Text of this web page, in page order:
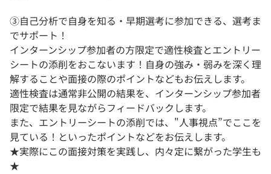
③自己分析で自身を知る・早期選考に参加できる、選考ま
でサポート！
インターンシップ参加者の方限定で適性検査とエントリー
シートの添削をおこないます！自身の強み・弱みを深く理
解することや面接の際のポイントなどもお伝えします。
適性検査は通常非公開の結果を、インターンシップ参加者
限定で結果を見ながらフィードバックします。
また、エントリーシートの添削では、"人事視点”でここを
見ている！といったポイントなどをお伝えします。
★実際にこの面接対策を実践し、内々定に繋がった学生も
★